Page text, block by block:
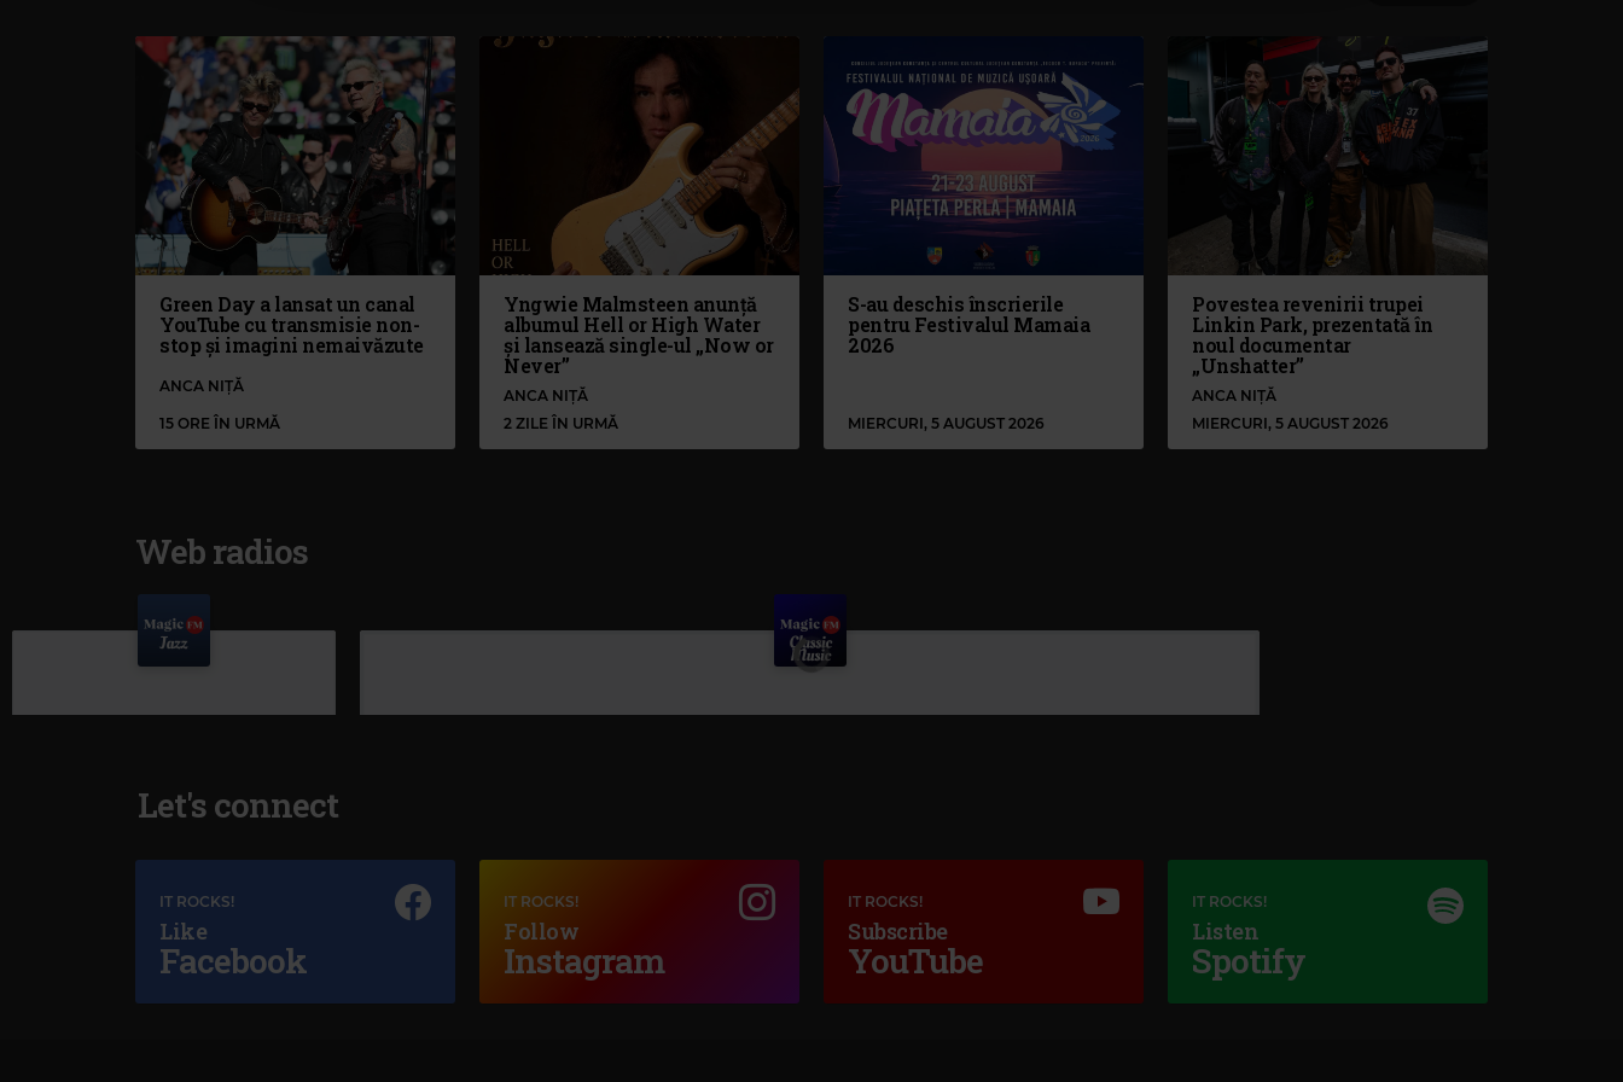
Green Day a lansat un canal
YouTube cu transmisie non-
stop și imagini nemaivăzute
ANCA NIȚĂ
15 ORE ÎN URMĂ
Yngwie Malmsteen anunță
albumul Hell or High Water
și lansează single-ul „Now or
Never”
ANCA NIȚĂ
2 ZILE ÎN URMĂ
S-au deschis înscrierile
pentru Festivalul Mamaia
2026
MIERCURI, 5 AUGUST 2026
Povestea revenirii trupei
Linkin Park, prezentată în
noul documentar
„Unshatter”
ANCA NIȚĂ
MIERCURI, 5 AUGUST 2026
Web radios
Let's connect
IT ROCKS!
Like
Facebook
IT ROCKS!
Follow
Instagram
IT ROCKS!
Subscribe
YouTube
IT ROCKS!
Listen
Spotify